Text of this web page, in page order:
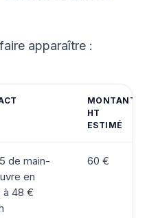
apparaître :
MONTANT
HT
ESTIMÉ
de main-
en
à 48 €
60 €